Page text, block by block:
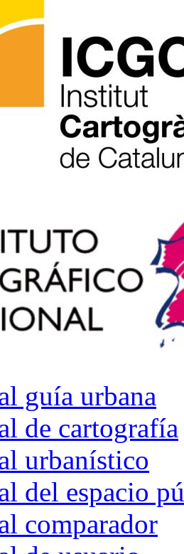
guía urbana
de cartografía
urbanístico
del espacio
comparador